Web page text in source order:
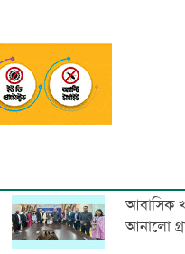
আবা‌সিক
আনালো